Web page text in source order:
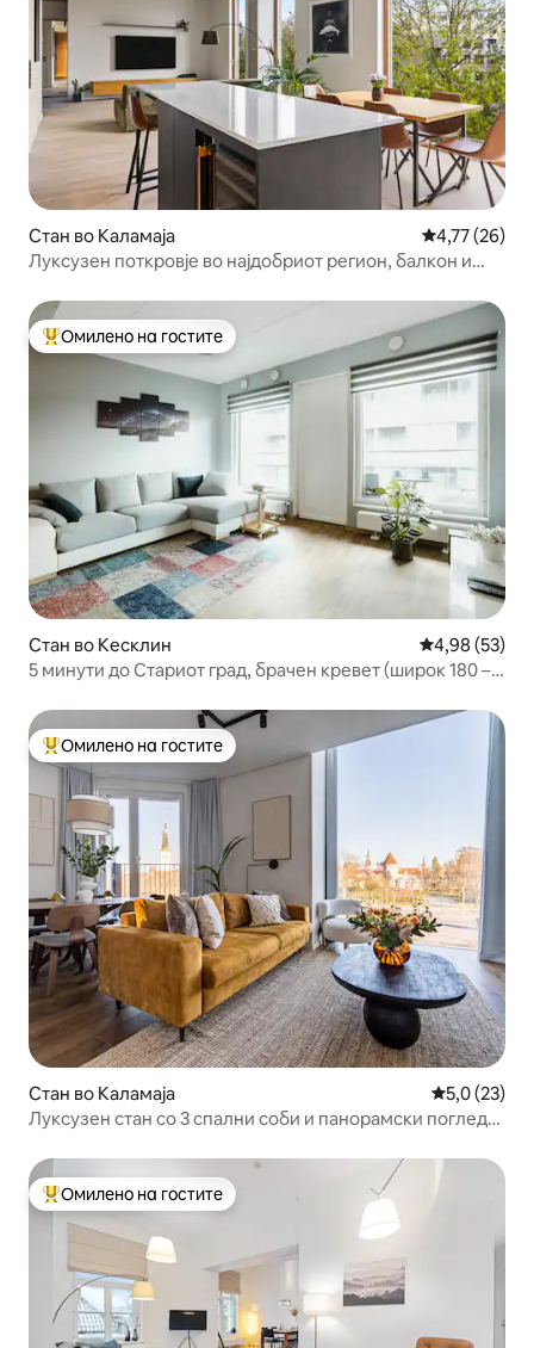
Стан во Каламаја Просечна
4,77 (26)
Луксузен поткровје во најдобриот регион, балкон и
Меѓу најуспешните „Омилени на гостите“
Омилено на гостите
Стан во Кесклин Просечна
4,98 (53)
5 минути до Стариот град, брачен кревет (широк 180 –
Меѓу најуспешните „Омилени на гостите“
Омилено на гостите
Стан во Каламаја Просечна
5,0 (23)
Луксузен стан со 3 спални соби и панорамски поглед
Меѓу најуспешните „Омилени на гостите“
Омилено на гостите